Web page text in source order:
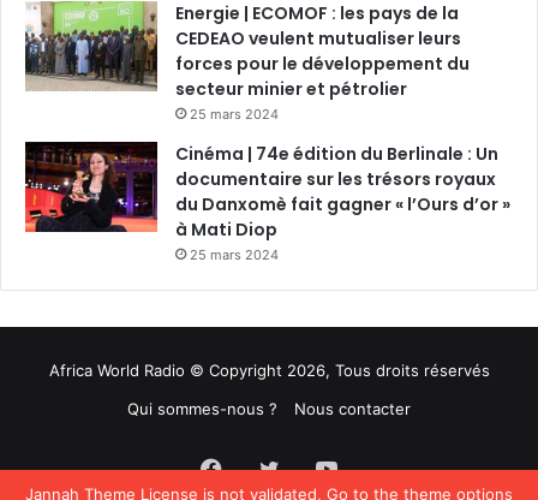
Jannah Theme License is not validated, Go to the theme options
Energie | ECOMOF : les pays de la
CEDEAO veulent mutualiser leurs
forces pour le développement du
secteur minier et pétrolier
25 mars 2024
Cinéma | 74e édition du Berlinale : Un
documentaire sur les trésors royaux
du Danxomè fait gagner « l’Ours d’or »
à Mati Diop
25 mars 2024
Africa World Radio © Copyright 2026, Tous droits réservés
Qui sommes-nous ?
Nous contacter
Facebook
TwitterYouTube